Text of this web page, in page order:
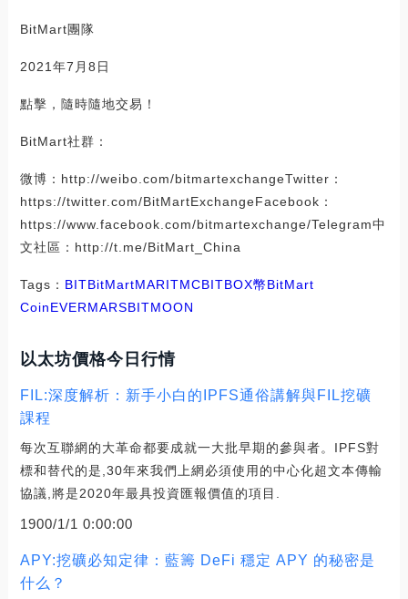
BitMart團隊
2021年7月8日
點擊，隨時隨地交易！
BitMart社群：
微博：http://weibo.com/bitmartexchangeTwitter：
https://twitter.com/BitMartExchangeFacebook：
https://www.facebook.com/bitmartexchange/Telegram中
文社區：http://t.me/BitMart_China
Tags： BITBitMartMARITMCBITBOX幣BitMart
CoinEVERMARSBITMOON
以太坊價格今日行情
FIL:深度解析：新手小白的IPFS通俗講解與FIL挖礦
課程
每次互聯網的大革命都要成就一大批早期的參與者。IPFS對
標和替代的是,30年來我們上網必須使用的中心化超文本傳輸
協議,將是2020年最具投資匯報價值的項目.
1900/1/1 0:00:00
APY:挖礦必知定律：藍籌 DeFi 穩定 APY 的秘密是
什么？